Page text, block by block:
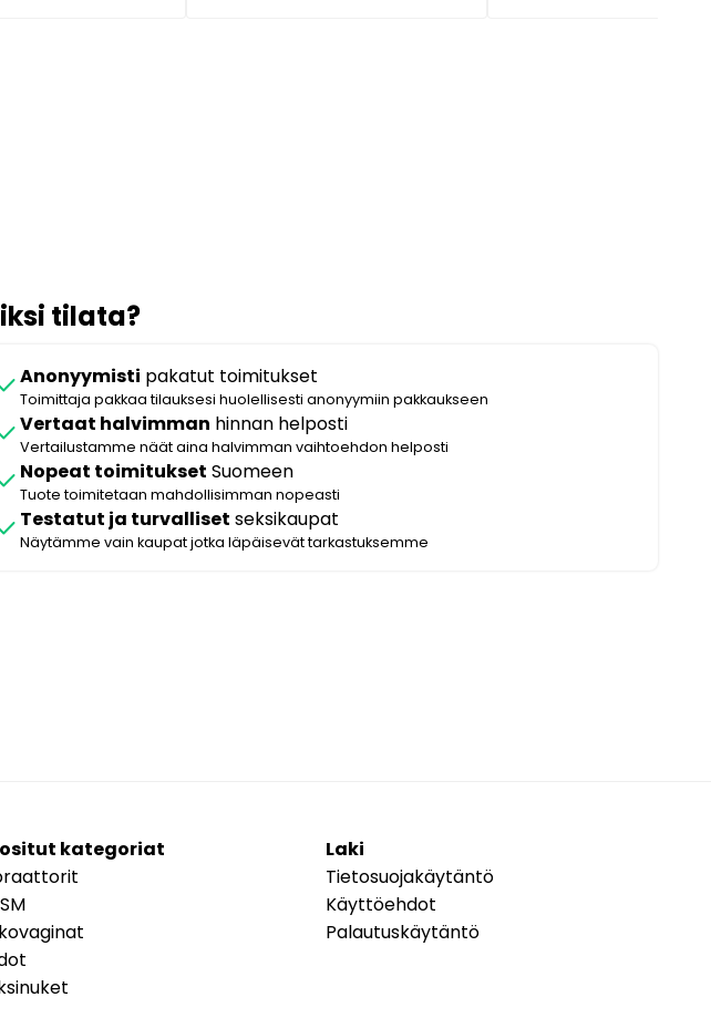
tilata?
Anonyymisti pakatut toimitukset
Toimittaja pakkaa tilauksesi huolellisesti anonyymiin pakkaukseen
Vertaat halvimman hinnan helposti
Vertailustamme näät aina halvimman vaihtoehdon helposti
Nopeat toimitukset Suomeen
Tuote toimitetaan mahdollisimman nopeasti
Testatut ja turvalliset seksikaupat
Näytämme vain kaupat jotka läpäisevät tarkastuksemme
kategoriat
Laki
Tietosuojakäytäntö
Käyttöehdot
Palautuskäytäntö